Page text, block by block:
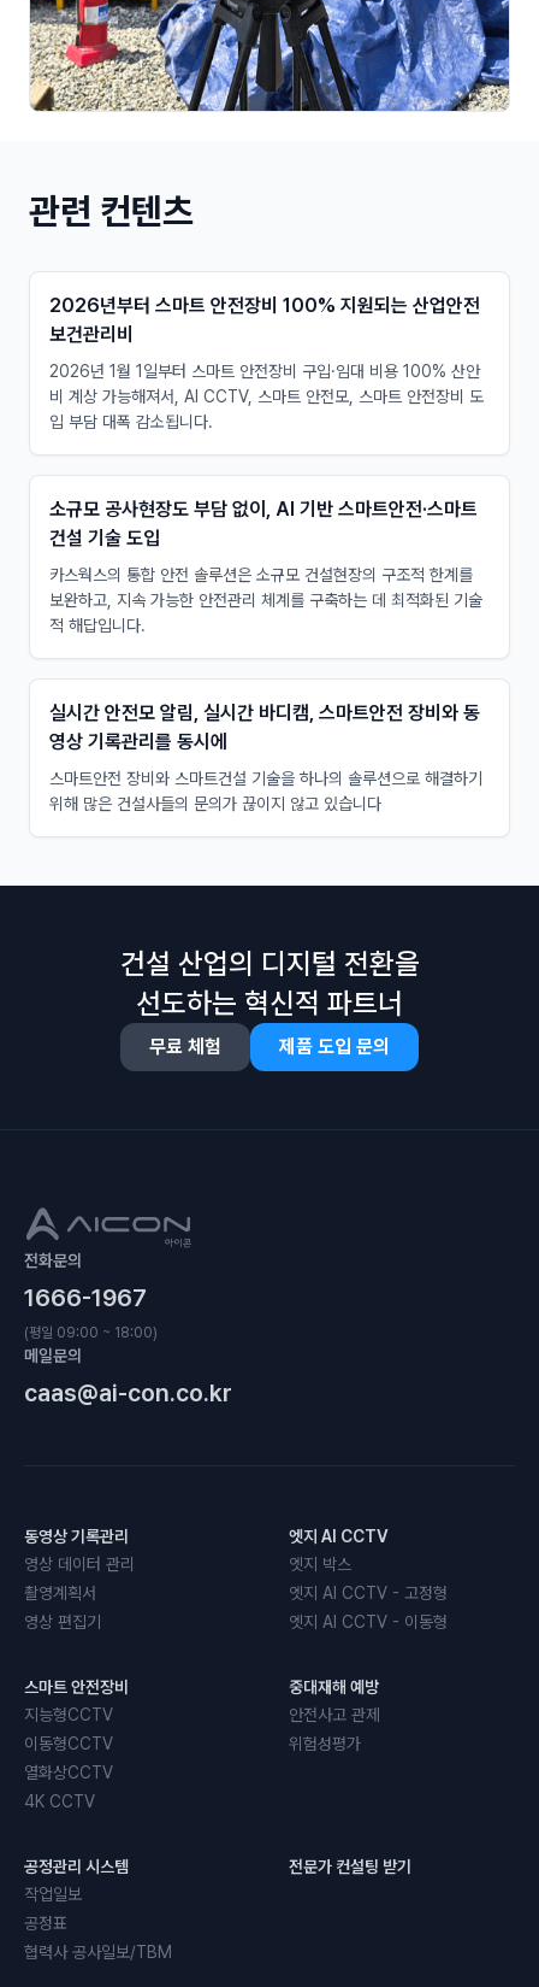
관련 컨텐츠
2026년부터 스마트 안전장비 100% 지원되는 산업안전
보건관리비
2026년 1월 1일부터 스마트 안전장비 구입·임대 비용 100% 산안
비 계상 가능해져서, AI CCTV, 스마트 안전모, 스마트 안전장비 도
입 부담 대폭 감소됩니다.
소규모 공사현장도 부담 없이, AI 기반 스마트안전·스마트
건설 기술 도입
카스웍스의 통합 안전 솔루션은 소규모 건설현장의 구조적 한계를
보완하고, 지속 가능한 안전관리 체계를 구축하는 데 최적화된 기술
적 해답입니다. ​
실시간 안전모 알림, 실시간 바디캠, 스마트안전 장비와 동
영상 기록관리를 동시에
스마트안전 장비와 스마트건설 기술을 하나의 솔루션으로 해결하기
위해 많은 건설사들의 문의가 끊이지 않고 있습니다
건설 산업의 디지털 전환을
선도하는 혁신적 파트너
무료 체험 제품 도입 문의
전화문의
1666-1967
(평일 09:00 ~ 18:00)
메일문의
caas@ai-con.co.kr
동영상 기록관리
영상 데이터 관리
촬영계획서
영상 편집기
엣지 AI CCTV
엣지 박스
엣지 AI CCTV - 고정형
엣지 AI CCTV - 이동형
스마트 안전장비
지능형CCTV
이동형CCTV
열화상CCTV
4K CCTV
중대재해 예방
안전사고 관제
위험성평가
공정관리 시스템
작업일보
공정표
협력사 공사일보/TBM
전문가 컨설팅 받기